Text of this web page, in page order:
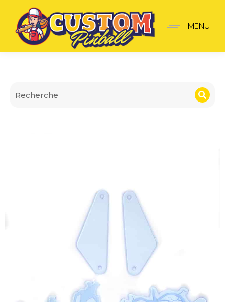
Convolux Stranger
MENU